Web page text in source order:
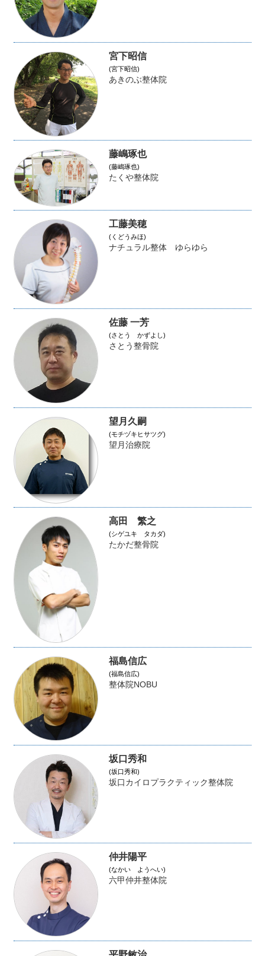
宮下昭信
(宮下昭信)
あきのぶ整体院
藤嶋琢也
(藤嶋琢也)
たくや整体院
工藤美穂
(くどうみほ)
ナチュラル整体 ゆらゆら
佐藤 一芳
(さとう かずよし)
さとう整骨院
望月久嗣
(モチヅキヒサツグ)
望月治療院
高田 繁之
(シゲユキ タカダ)
たかだ整骨院
福島信広
(福島信広)
整体院NOBU
坂口秀和
(坂口秀和)
坂口カイロプラクティック整体院
仲井陽平
(なかい ようへい)
六甲仲井整体院